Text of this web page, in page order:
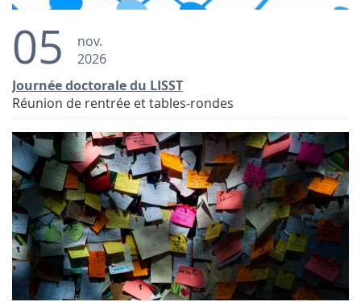
05
nov.
2026
Journée doctorale du LISST
Réunion de rentrée et tables-rondes